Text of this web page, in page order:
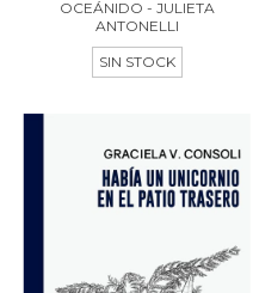
OCEÁNIDO - JULIETA
ANTONELLI
SIN STOCK